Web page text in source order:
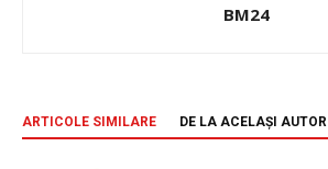
BM24
ARTICOLE SIMILARE DE LA ACELAȘI AUTOR